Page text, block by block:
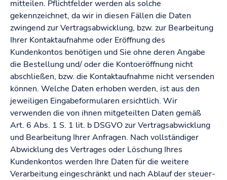
mitteilen. Pflichtfelder werden als solche
gekennzeichnet, da wir in diesen Fällen die Daten
zwingend zur Vertragsabwicklung, bzw. zur Bearbeitung
Ihrer Kontaktaufnahme oder Eröffnung des
Kundenkontos benötigen und Sie ohne deren Angabe
die Bestellung und/ oder die Kontoeröffnung nicht
abschließen, bzw. die Kontaktaufnahme nicht versenden
können. Welche Daten erhoben werden, ist aus den
jeweiligen Eingabeformularen ersichtlich. Wir
verwenden die von ihnen mitgeteilten Daten gemäß
Art. 6 Abs. 1 S. 1 lit. b DSGVO zur Vertragsabwicklung
und Bearbeitung Ihrer Anfragen. Nach vollständiger
Abwicklung des Vertrages oder Löschung Ihres
Kundenkontos werden Ihre Daten für die weitere
Verarbeitung eingeschränkt und nach Ablauf der steuer-